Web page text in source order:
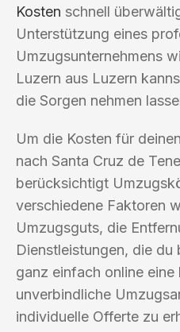
Kosten schnell
Unterstützung eines
Umzugsunternehmens
Luzern aus Luzern
die Sorgen nehmen
Um die Kosten für
nach Santa Cruz de
berücksichtigt
verschiedene Faktoren
Umzugsguts, die
Dienstleistungen, die
ganz einfach online eine
unverbindliche
individuelle Offerte zu